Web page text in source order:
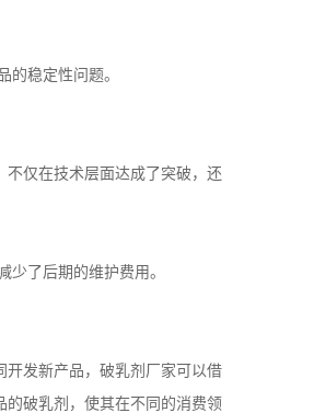
的稳定性问题。
仅在技术层面达成了突破，还
了后期的维护费用。
开发新产品，破乳剂厂家可以借
破乳剂，使其在不同的消费领